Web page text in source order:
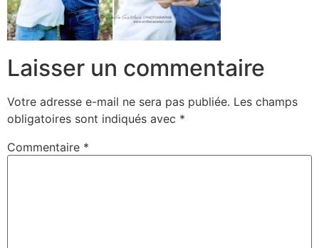
Laisser un commentaire
Votre adresse e-mail ne sera pas publiée. Les champs
obligatoires sont indiqués avec *
Commentaire *